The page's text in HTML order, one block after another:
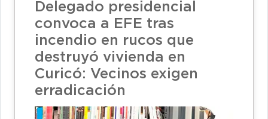
Delegado presidencial
convoca a EFE tras
incendio en rucos que
destruyó vivienda en
Curicó: Vecinos exigen
erradicación